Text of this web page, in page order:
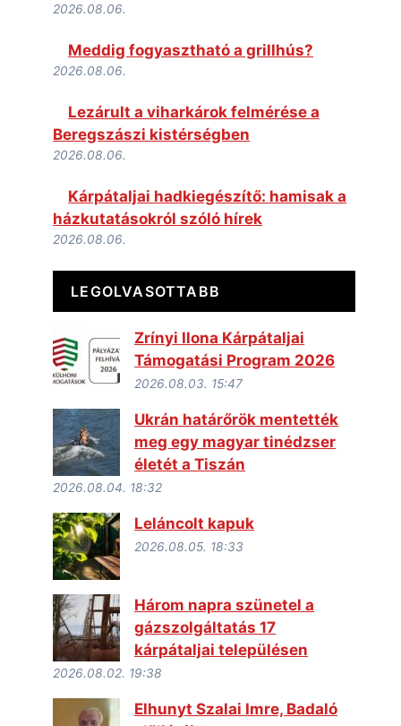
2026.08.06.
Meddig fogyasztható a grillhús?
2026.08.06.
Lezárult a viharkárok felmérése a
Beregszászi kistérségben
2026.08.06.
Kárpátaljai hadkiegészítő: hamisak a
házkutatásokról szóló hírek
2026.08.06.
LEGOLVASOTTABB
Zrínyi Ilona Kárpátaljai
Támogatási Program 2026
2026.08.03. 15:47
Ukrán határőrök mentették
meg egy magyar tinédzser
életét a Tiszán
2026.08.04. 18:32
Leláncolt kapuk
2026.08.05. 18:33
Három napra szünetel a
gázszolgáltatás 17
kárpátaljai településen
2026.08.02. 19:38
Elhunyt Szalai Imre, Badaló